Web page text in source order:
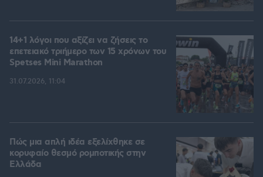
14+1 λόγοι που αξίζει να ζήσεις το
επετειακό τριήμερο των 15 χρόνων του
Spetses Mini Marathon
31.07.2026, 11:04
Πώς μια απλή ιδέα εξελίχθηκε σε
κορυφαίο θεσμό ρομποτικής στην
Ελλάδα